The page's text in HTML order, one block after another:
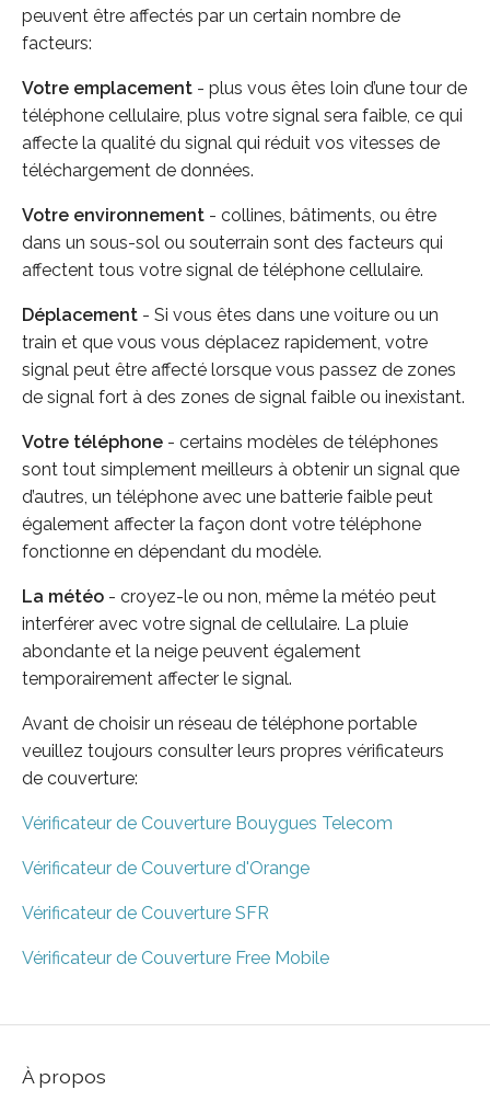
peuvent être affectés par un certain nombre de
facteurs:
Votre emplacement - plus vous êtes loin d’une tour de
téléphone cellulaire, plus votre signal sera faible, ce qui
affecte la qualité du signal qui réduit vos vitesses de
téléchargement de données.
Votre environnement - collines, bâtiments, ou être
dans un sous-sol ou souterrain sont des facteurs qui
affectent tous votre signal de téléphone cellulaire.
Déplacement - Si vous êtes dans une voiture ou un
train et que vous vous déplacez rapidement, votre
signal peut être affecté lorsque vous passez de zones
de signal fort à des zones de signal faible ou inexistant.
Votre téléphone - certains modèles de téléphones
sont tout simplement meilleurs à obtenir un signal que
d’autres, un téléphone avec une batterie faible peut
également affecter la façon dont votre téléphone
fonctionne en dépendant du modèle.
La météo - croyez-le ou non, même la météo peut
interférer avec votre signal de cellulaire. La pluie
abondante et la neige peuvent également
temporairement affecter le signal.
Avant de choisir un réseau de téléphone portable
veuillez toujours consulter leurs propres vérificateurs
de couverture:
Vérificateur de Couverture Bouygues Telecom
Vérificateur de Couverture d'Orange
Vérificateur de Couverture SFR
Vérificateur de Couverture Free Mobile
À propos